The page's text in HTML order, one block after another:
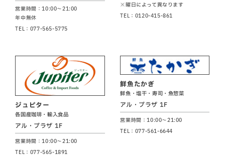
営業時間：10:00～21:00
年中無休
TEL：077-565-5775
※曜日によって異なります
TEL：0120-415-861
ジュピター
各国産珈琲・輸入食品
アル・プラザ 1F
営業時間：10:00～21:00
TEL：077-565-1891
鮮魚たかぎ
鮮魚・塩干・寿司・魚惣菜
アル・プラザ 1F
営業時間：10:00～21:00
TEL：077-561-6644